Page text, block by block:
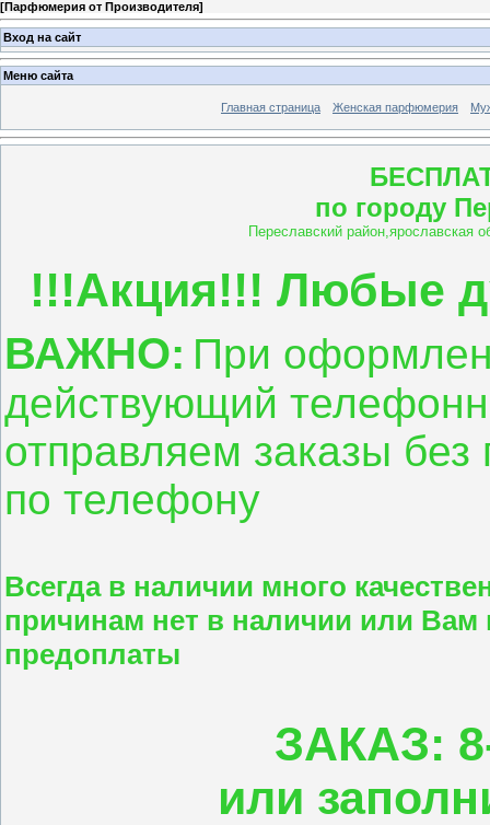
[Парфюмерия от Производителя]
Вход на сайт
Меню сайта
Главная страница Женская парфюмерия
по городу
Переславский район,ярославская
!!!Акция!!! Любые
ВАЖНО: При
действующий
отправляем заказы без
по телефону
Всегда в наличии много
причинам нет в наличии или Вам
предоплаты
ЗАКАЗ:
или